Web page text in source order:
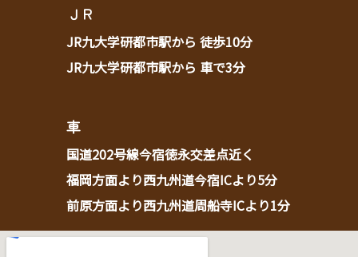
ＪＲ
JR九大学研都市駅から 徒歩10分
JR九大学研都市駅から 車で3分
車
国道202号線今宿徳永交差点近く
福岡方面より西九州道今宿ICより5分
前原方面より西九州道周船寺ICより1分